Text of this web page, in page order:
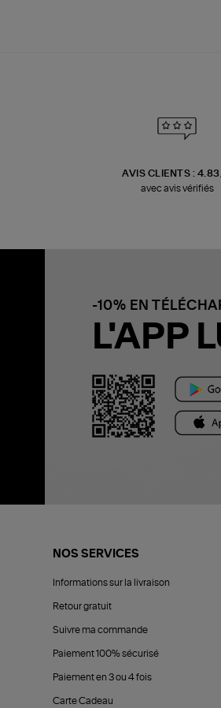
AVIS CLIENTS :
avec avis vérifiés
-10% EN
L'APP
NOS SERVICES
Informations sur la livraison
Retour gratuit
Suivre ma commande
Paiement 100% sécurisé
Paiement en 3 ou 4 fois
Carte Cadeau